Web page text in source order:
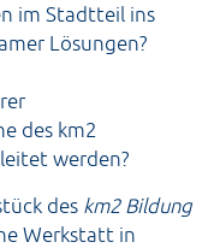
im Stadtteil ins
Lösungen?
des km2
werden?
des km2 Bildung
Werkstatt in